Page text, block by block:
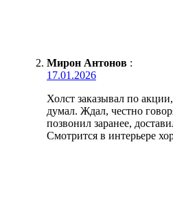
Мирон Антонов :
17.01.2026
Холст заказывал по
думал. Ждал, честно
позвонил заранее,
Смотрится в интерьере